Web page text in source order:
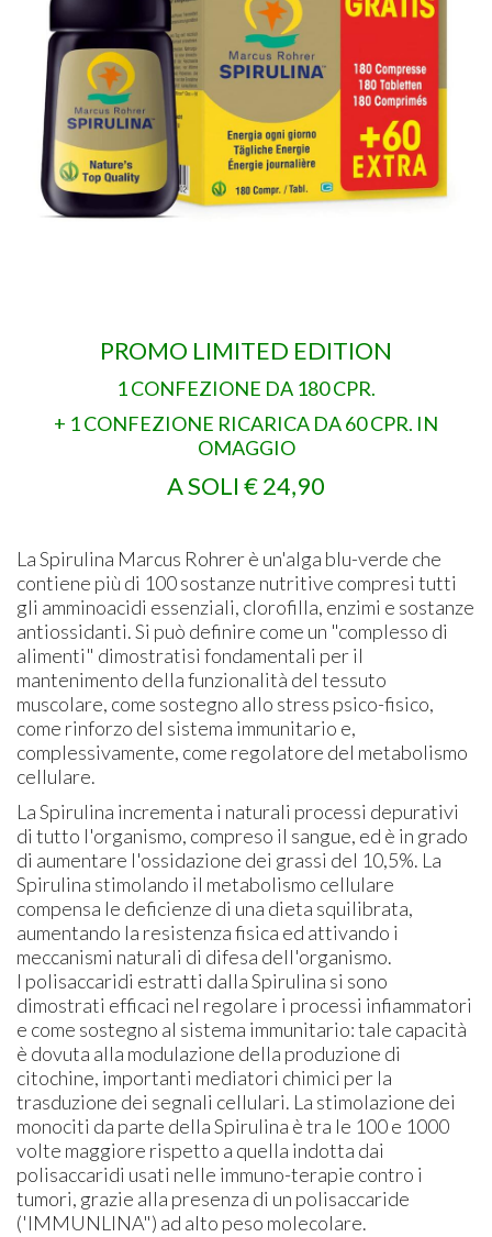
PROMO LIMITED EDITION
1 CONFEZIONE DA 180 CPR.
+ 1 CONFEZIONE RICARICA DA 60 CPR. IN
OMAGGIO
A SOLI € 24,90
La Spirulina Marcus Rohrer è un'alga blu-verde che
contiene più di 100 sostanze nutritive compresi tutti
gli amminoacidi essenziali, clorofilla, enzimi e sostanze
antiossidanti. Si può definire come un "complesso di
alimenti" dimostratisi fondamentali per il
mantenimento della funzionalità del tessuto
muscolare, come sostegno allo stress psico-fisico,
come rinforzo del sistema immunitario e,
complessivamente, come regolatore del metabolismo
cellulare.
La Spirulina incrementa i naturali processi depurativi
di tutto l'organismo, compreso il sangue, ed è in grado
di aumentare l'ossidazione dei grassi del 10,5%. La
Spirulina stimolando il metabolismo cellulare
compensa le deficienze di una dieta squilibrata,
aumentando la resistenza fisica ed attivando i
meccanismi naturali di difesa dell'organismo.
I polisaccaridi estratti dalla Spirulina si sono
dimostrati efficaci nel regolare i processi infiammatori
e come sostegno al sistema immunitario: tale capacità
è dovuta alla modulazione della produzione di
citochine, importanti mediatori chimici per la
trasduzione dei segnali cellulari. La stimolazione dei
monociti da parte della Spirulina è tra le 100 e 1000
volte maggiore rispetto a quella indotta dai
polisaccaridi usati nelle immuno-terapie contro i
tumori, grazie alla presenza di un polisaccaride
('IMMUNLINA") ad alto peso molecolare.